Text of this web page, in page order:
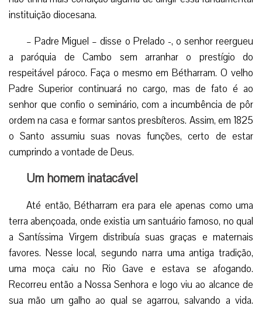
Essa nomeação interrompia uma atividade
resultados… A perplexidade não impediu padre Miguel de
responder com seu inalterável espírito de obediência: “Eis-
me aqui!”.
O próprio Bispo explicou-lhe depois o motivo dessa
transferência inesperada. Ele havia observado, e apreciado,
o zelo empreendedor aliado à delicadeza de alma com a
qual o jovem vigário soube agir sem ferir em nada a
Bétharram para uma missão idêntica.
O reitor do seminário, sacerdote venerável e carregado
de méritos, estava entretanto em idade muito avançada e
não tinha mais condição alguma de dirigir essa fundamental
instituição diocesana.
– Padre Miguel – disse o Prelado -, o senhor reergueu
a paróquia de Cambo sem arranhar o prestígio do